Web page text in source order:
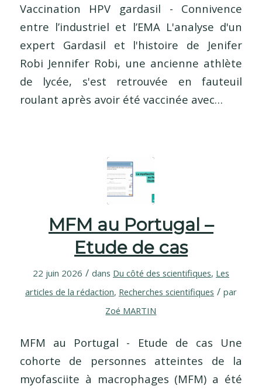
Vaccination HPV gardasil - Connivence
entre l’industriel et l’EMA L'analyse d'un
expert Gardasil et l'histoire de Jenifer
Robi Jennifer Robi, une ancienne athlète
de lycée, s'est retrouvée en fauteuil
roulant après avoir été vaccinée avec…
MFM au Portugal –
Etude de cas
22 juin 2026 / dans Du côté des scientifiques, Les
articles de la rédaction, Recherches scientifiques / par
Zoé MARTIN
MFM au Portugal - Etude de cas Une
cohorte de personnes atteintes de la
myofasciite à macrophages (MFM) a été